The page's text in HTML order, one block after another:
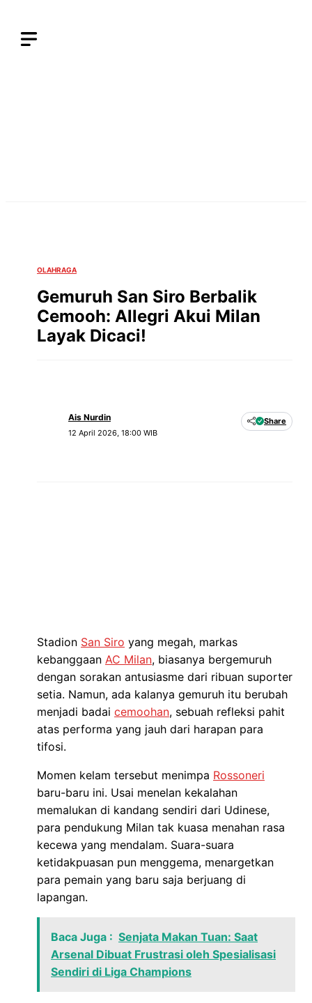
OLAHRAGA
Gemuruh San Siro Berbalik
Cemooh: Allegri Akui Milan
Layak Dicaci!
Ais Nurdin
12 April 2026, 18:00 WIB
Share
Stadion San Siro yang megah, markas
kebanggaan AC Milan, biasanya bergemuruh
dengan sorakan antusiasme dari ribuan suporter
setia. Namun, ada kalanya gemuruh itu berubah
menjadi badai cemoohan, sebuah refleksi pahit
atas performa yang jauh dari harapan para
tifosi.
Momen kelam tersebut menimpa Rossoneri
baru-baru ini. Usai menelan kekalahan
memalukan di kandang sendiri dari Udinese,
para pendukung Milan tak kuasa menahan rasa
kecewa yang mendalam. Suara-suara
ketidakpuasan pun menggema, menargetkan
para pemain yang baru saja berjuang di
lapangan.
Baca Juga : Senjata Makan Tuan: Saat
Arsenal Dibuat Frustrasi oleh Spesialisasi
Sendiri di Liga Champions